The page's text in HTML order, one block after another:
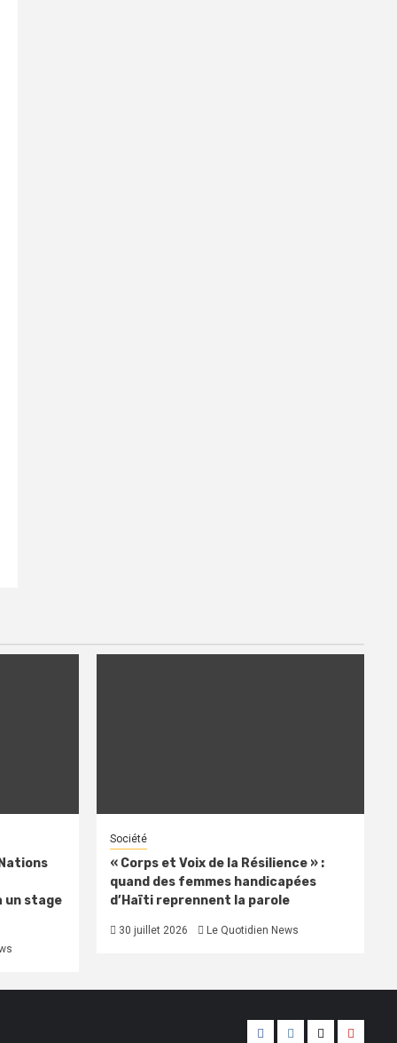
un stage
Société
« Corps et Voix de la Résilience » :
quand des femmes handicapées
d’Haïti reprennent la parole
30 juillet 2026 Le Quotidien News
FacebookInstagram
Twitter